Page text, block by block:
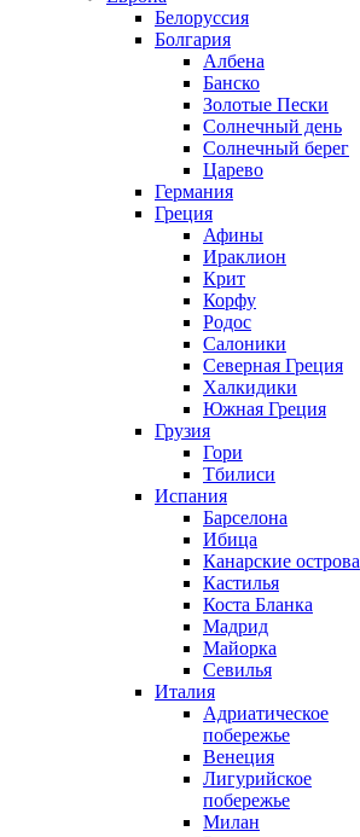
Белоруссия
Болгария
Албена
Банско
Золотые Пески
Солнечный день
Солнечный берег
Царево
Германия
Греция
Афины
Ираклион
Крит
Корфу
Родос
Салоники
Северная Греция
Халкидики
Южная Греция
Грузия
Гори
Тбилиси
Испания
Барселона
Ибица
Канарские острова
Кастилья
Коста Бланка
Мадрид
Майорка
Севилья
Италия
Адриатическое
побережье
Венеция
Лигурийское
побережье
Милан